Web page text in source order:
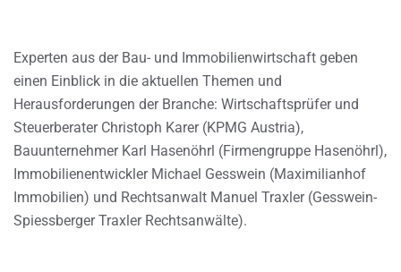
Experten aus der Bau- und Immobilienwirtschaft geben
einen Einblick in die aktuellen Themen und
Herausforderungen der Branche: Wirtschaftsprüfer und
Steuerberater Christoph Karer (KPMG Austria),
Bauunternehmer Karl Hasenöhrl (Firmengruppe Hasenöhrl),
Immobilienentwickler Michael Gesswein (Maximilianhof
Immobilien) und Rechtsanwalt Manuel Traxler (Gesswein-
Spiessberger Traxler Rechtsanwälte).